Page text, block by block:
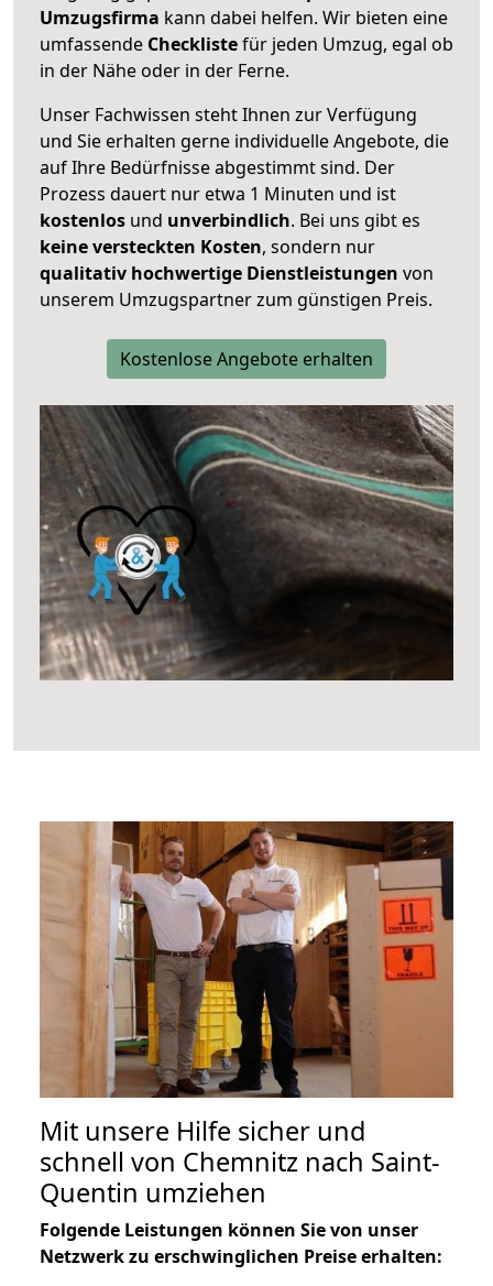
Umzugsfirma kann dabei helfen. Wir bieten eine
umfassende Checklistefür jeden Umzug, egal ob
in der Nähe oder in der Ferne.
Unser Fachwissen steht Ihnen zur Verfügung
und Sie erhalten gerne individuelle Angebote, die
auf Ihre Bedürfnisse abgestimmt sind. Der
Prozess dauert nur etwa 1 Minuten und ist
kostenlos und unverbindlich. Bei uns gibt es
keine versteckten Kosten, sondern nur
qualitativ hochwertige Dienstleistungen von
unserem Umzugspartner zum günstigen Preis.
Kostenlose Angebote erhalten
Mit unsere Hilfe sicher und
schnell von Chemnitz nach Saint-
Quentin umziehen
Folgende Leistungen können Sie von unser
Netzwerk zu erschwinglichen Preise erhalten: